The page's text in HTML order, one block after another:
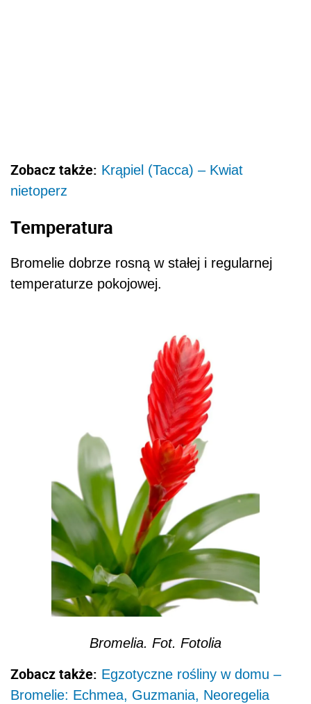
Zobacz także: Krąpiel (Tacca) – Kwiat
nietoperz
Temperatura
Bromelie dobrze rosną w stałej i regularnej
temperaturze pokojowej.
Bromelia. Fot. Fotolia
Zobacz także: Egzotyczne rośliny w domu –
Bromelie: Echmea, Guzmania, Neoregelia